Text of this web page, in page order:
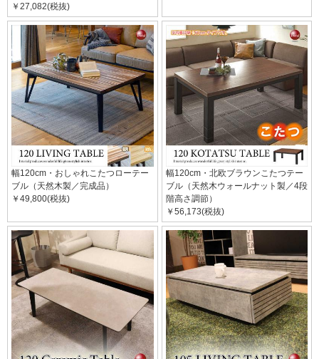
￥27,082(税抜)
幅120cm・おしゃれこたつローテー
ブル（天然木製／完成品）
￥49,800(税抜)
幅120cm・北欧ブラウンこたつテー
ブル（天然木ウォールナット製／4段
階高さ調節）
￥56,173(税抜)